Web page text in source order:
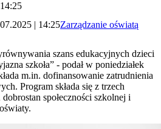
| 14:25Zarządzanie oświatą
szans edukacyjnych dzieci
szkoła” - podał w poniedziałek
m.in. dofinansowanie zatrudnienia
Program składa się z trzech
społeczności szkolnej i